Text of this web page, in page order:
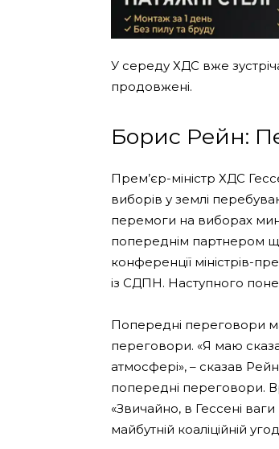
У середу ХДС вже
продовжені.
Борис Рейн:
Прем’єр-міністр ХДС
виборів у землі
перемоги на виборах
попереднім партнером
конференції міністрів-
із СДПН. Наступного
Попередні переговори
переговори. «Я маю
атмосфері», – сказав
попередні переговори.
«Звичайно, в Гессені
майбутній коаліційній